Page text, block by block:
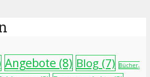
Angebote (8) Blog (7) Bücher,